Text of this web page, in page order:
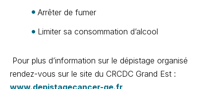
Arrêter de fumer
Limiter sa consommation d’alcool
Pour plus d’information sur le dépistage organisé
rendez-vous sur le site du CRCDC Grand Est :